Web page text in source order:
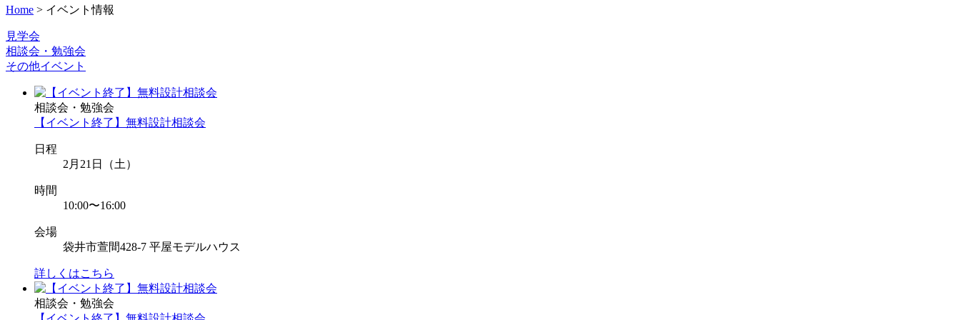
Home > イベント情報
見学会
相談会・勉強会
その他イベント
相談会・勉強会
【イベント終了】無料設計相談会
日程
2月21日（土）
時間
10:00〜16:00
会場
袋井市萱間428-7 平屋モデルハウス
詳しくはこちら
相談会・勉強会